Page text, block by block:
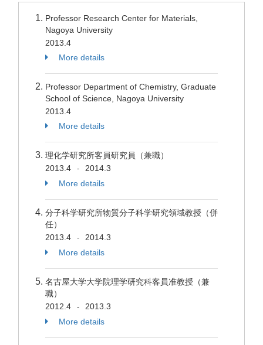
Professor Research Center for Materials,
Nagoya University
2013.4
More details
Professor Department of Chemistry, Graduate
School of Science, Nagoya University
2013.4
More details
理化学研究所客員研究員（兼職）
2013.4
-
2014.3
More details
分子科学研究所物質分子科学研究領域教授（併
任）
2013.4
-
2014.3
More details
名古屋大学大学院理学研究科客員准教授（兼
職）
2012.4
-
2013.3
More details